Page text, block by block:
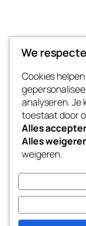
Taxi
Goedkope
Weeze
Blog
Over
FAQ's
Auteurs
We
Cookies
analyseren. Je
toestaat door
Alles
Alles
weigeren.